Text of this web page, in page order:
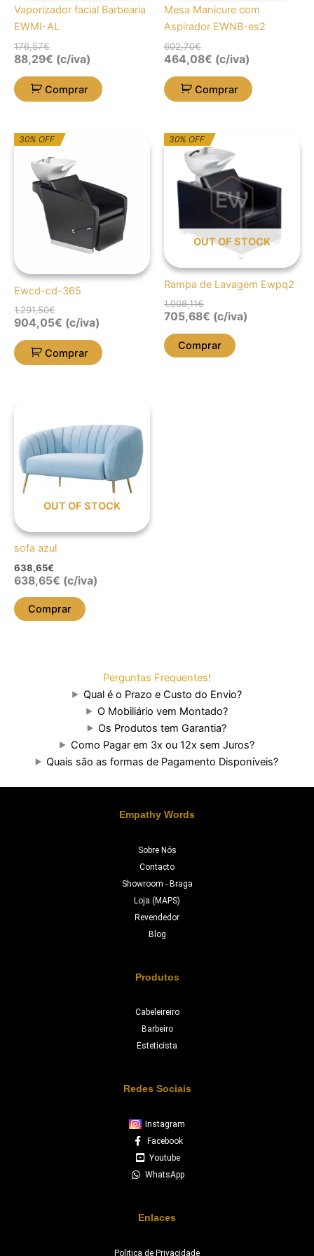
Vaporizador facial Barbearia
EWMI-AL
176,57€
88,29€ (c/iva)
Comprar
Mesa Manicure com
Aspirador EWNB-es2
602,70€
464,08€ (c/iva)
Comprar
30% OFF
Ewcd-cd-365
1.291,50€
O
preço
original
era:
1.291,50€.
O
preço
atual
é:
904,05€.
904,05€ (c/iva)
Comprar
30% OFF
OUT OF STOCK
Rampa de Lavagem Ewpq2
1.008,11€
O
preço
original
era:
1.008,11€.
O
preço
atual
é:
705,68€.
705,68€ (c/iva)
Comprar
OUT OF STOCK
sofa azul
638,65€
638,65€ (c/iva)
Comprar
Perguntas Frequentes!
Qual é o Prazo e Custo do Envio?
O Mobiliário vem Montado?
Os Produtos tem Garantia?
Como Pagar em 3x ou 12x sem Juros?
Quais são as formas de Pagamento Disponíveis?
Empathy Words
Sobre Nós
Contacto
Showroom - Braga
Loja (MAPS)
Revendedor
Blog
Produtos
Cabeleireiro
Barbeiro
Esteticista
Redes Sociais
Instagram
Facebook
Youtube
WhatsApp
Enlaces
Politica de Privacidade